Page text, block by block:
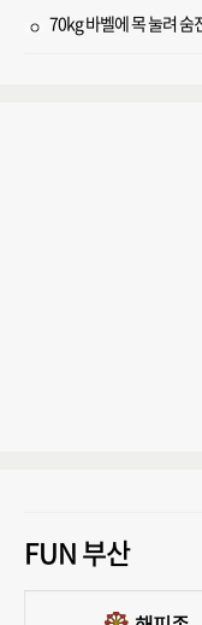
70kg 바벨에 목 눌려
FUN 부산